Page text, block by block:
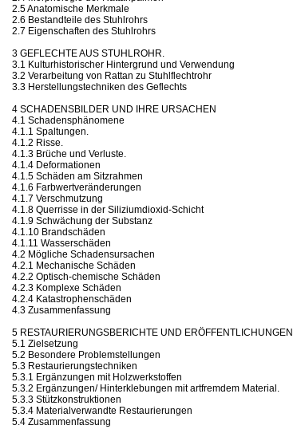
2.5 Anatomische Merkmale
2.6 Bestandteile des Stuhlrohrs
2.7 Eigenschaften des Stuhlrohrs
3 GEFLECHTE AUS STUHLROHR.
3.1 Kulturhistorischer Hintergrund und Verwendung
3.2 Verarbeitung von Rattan zu Stuhlflechtrohr
3.3 Herstellungstechniken des Geflechts
4 SCHADENSBILDER UND IHRE URSACHEN
4.1 Schadensphänomene
4.1.1 Spaltungen.
4.1.2 Risse.
4.1.3 Brüche und Verluste.
4.1.4 Deformationen
4.1.5 Schäden am Sitzrahmen
4.1.6 Farbwertveränderungen
4.1.7 Verschmutzung
4.1.8 Querrisse in der Siliziumdioxid-Schicht
4.1.9 Schwächung der Substanz
4.1.10 Brandschäden
4.1.11 Wasserschäden
4.2 Mögliche Schadensursachen
4.2.1 Mechanische Schäden
4.2.2 Optisch-chemische Schäden
4.2.3 Komplexe Schäden
4.2.4 Katastrophenschäden
4.3 Zusammenfassung
5 RESTAURIERUNGSBERICHTE UND ERÖFFENTLICHUNGEN
5.1 Zielsetzung
5.2 Besondere Problemstellungen
5.3 Restaurierungstechniken
5.3.1 Ergänzungen mit Holzwerkstoffen
5.3.2 Ergänzungen/ Hinterklebungen mit artfremdem Material.
5.3.3 Stützkonstruktionen
5.3.4 Materialverwandte Restaurierungen
5.4 Zusammenfassung